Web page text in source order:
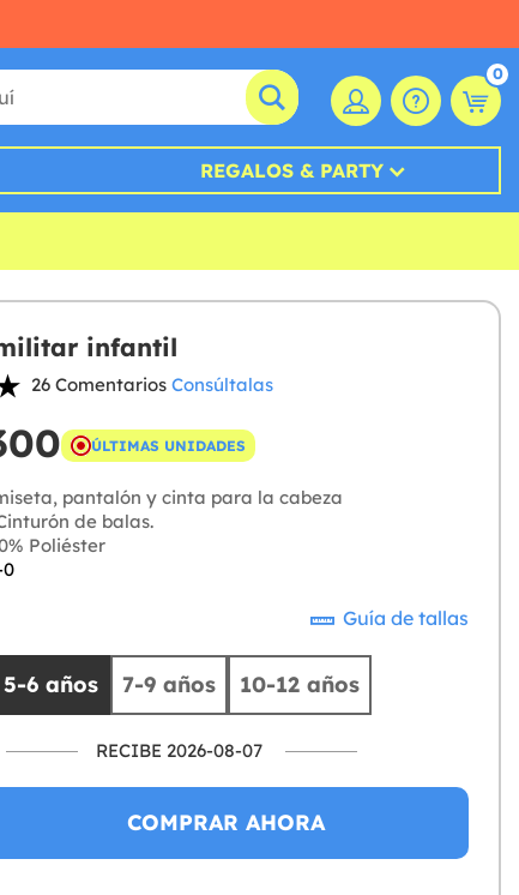
0
REGALOS & PARTY
infantil
26 Comentarios Consúltalas
ÚLTIMAS UNIDADES
pantalón y cinta para la cabeza
de balas.
Poliéster
0
Guía de tallas
5-6 años 7-9 años 10-12 años
RECIBE 2026-08-07
COMPRAR AHORA